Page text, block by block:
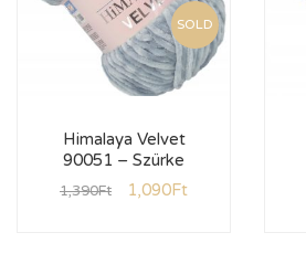
SOLD
Himalaya Velvet
90051 – Szürke
1,390Ft 1,090Ft